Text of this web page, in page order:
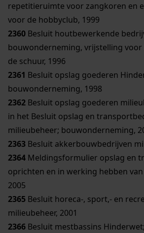
repetitieruimte voor zangkoren en
voor de hobbyclub, 1999
2360 Besluit houtbewerkende
bouwonderneming, vrijstelling
de schuur, 1996
2361 Besluit opslag goederen
bouwonderneming, 1998
2362 Besluit opslag goederen
in het Besluit opslag en
milieubeheer; bouwonderneming,
2363 Besluit akkerbouwbedrijven
2364 Meldingsformulier opslag en
oprichten en in werking hebben
2005
2365 Besluit horeca-, sport,- en
milieubeheer, 2001
2366 Besluit mestbassins